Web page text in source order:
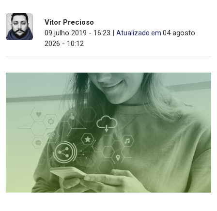
Vitor Precioso
09 julho 2019 - 16:23 | Atualizado em 04 agosto
2026 - 10:12